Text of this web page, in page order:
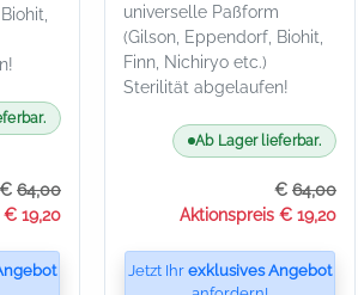
€ 64,00
19,20
universelle Paßform
(Gilson, Eppendorf, Biohit,
Finn, Nichiryo etc.)
Sterilität abgelaufen!
Ab Lager lieferbar.
€ 64,00
Aktionspreis € 19,20
Jetzt Ihr exklusives Angebot